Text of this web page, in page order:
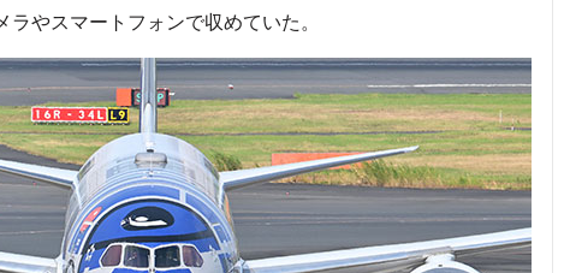
やスマートフォンで収めていた。